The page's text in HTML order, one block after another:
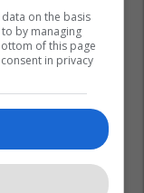
on the basis
by managing
of this page
in privacy